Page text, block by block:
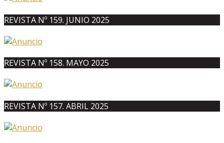
REVISTA Nº 159. JUNIO 2025
REVISTA Nº 158. MAYO 2025
REVISTA Nº 157. ABRIL 2025